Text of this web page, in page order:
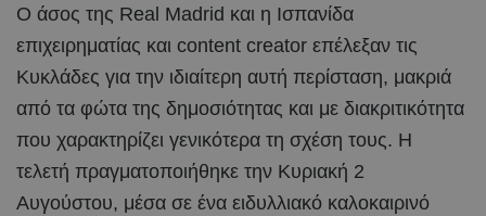
Ο άσος της Real Madrid και η Ισπανίδα
επιχειρηματίας και content creator επέλεξαν τις
Κυκλάδες για την ιδιαίτερη αυτή περίσταση, μακριά
από τα φώτα της δημοσιότητας και με διακριτικότητα
που χαρακτηρίζει γενικότερα τη σχέση τους. Η
τελετή πραγματοποιήθηκε την Κυριακή 2
Αυγούστου, μέσα σε ένα ειδυλλιακό καλοκαιρινό